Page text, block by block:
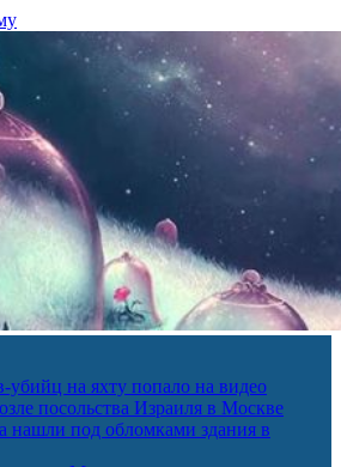
убийц на яхту попало на видео
посольства Израиля в Москве
нашли под обломками здания в